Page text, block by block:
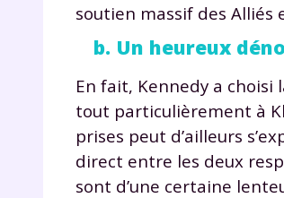
soutien massif des Alliés
b. Un heureux
En fait, Kennedy a
tout particulièrement à
prises peut d’ailleurs
direct entre les deux
sont d’une certaine